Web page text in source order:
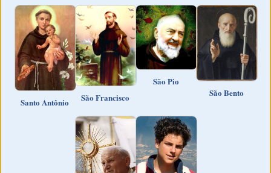
Santo Antônio São Francisco
São Pio
São Bento